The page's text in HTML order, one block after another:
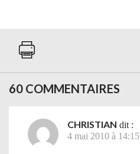
60 COMMENTAIRES
CHRISTIAN dit :
4 mai 2010 à 14:15